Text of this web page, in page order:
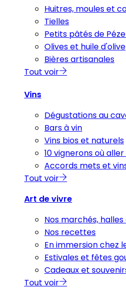
Huitres, moules et
Tielles
Petits pâtés de
Olives et huile d'olive
Bières artisanales
Tout voir
Vins
Dégustations au
Bars à vin
Vins bios et naturels
10 vignerons où
Accords mets et
Tout voir
Art de vivre
Nos marchés,
Nos recettes
En immersion chez
Estivales et fêtes
Cadeaux et
Tout voir